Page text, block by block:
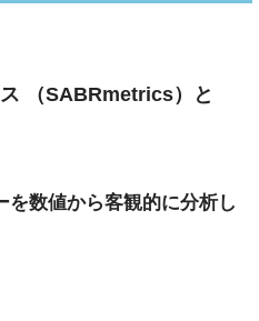
（SABRmetrics）と
を数値から客観的に分析し